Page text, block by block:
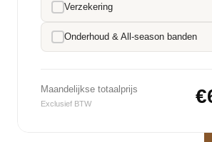
Verzekering
Onderhoud & All-season banden
Maandelijkse totaalprijs
Exclusief BTW